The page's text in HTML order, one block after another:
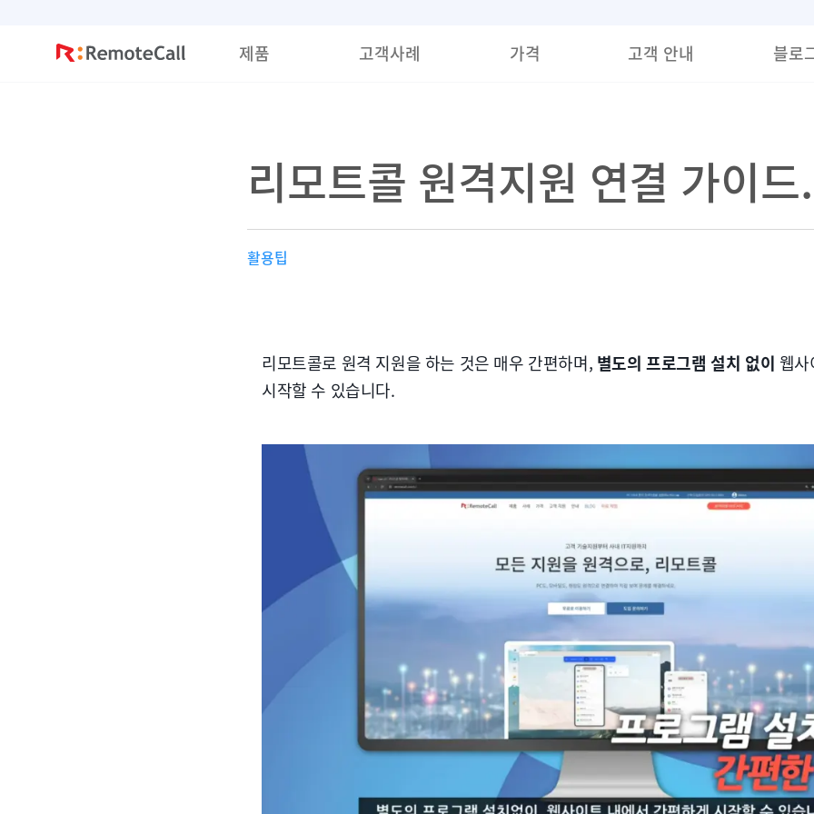
제품 고객사례 가격 고객 안내 블로
리모트콜 원격지원 연결 가이
활용팁
리모트콜로 원격 지원을 하는 것은 매우 간편하며, 별도의 프로그램 설치 없이 웹
시작할 수 있습니다.